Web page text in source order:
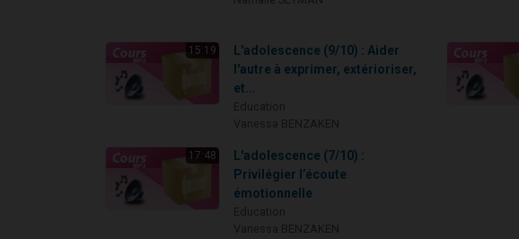
15:19
L'adolescence (9/10) : Aider
l'autre à exprimer, extérioriser,
et...
17:48
L'adolescence (7/10) :
Privilégier l’écoute
émotionnelle